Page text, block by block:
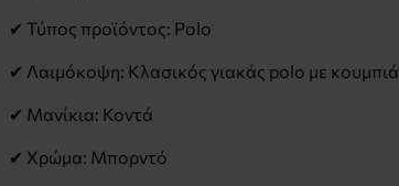
✔ Τύπος προϊόντος: Polo
✔ Λαιμόκοψη: Κλασικός γιακάς polo με κουμπιά
✔ Μανίκια: Κοντά
✔ Χρώμα: Μπορντό